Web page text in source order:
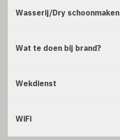
Wasserij/Dry schoonmaken
Wat te doen bij brand?
Wekdienst
WiFi